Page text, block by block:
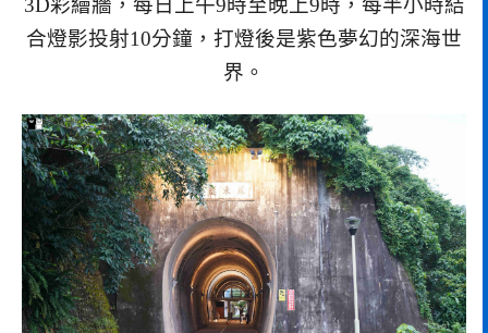
合燈影投射10分鐘，打燈後是紫色夢幻的深海世
界。